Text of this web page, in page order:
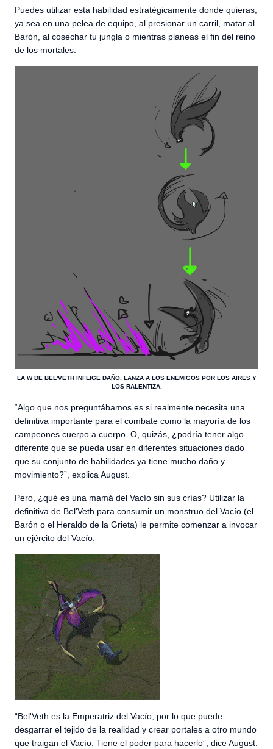
Puedes utilizar esta habilidad estratégicamente donde quieras,
ya sea en una pelea de equipo, al presionar un carril, matar al
Barón, al cosechar tu jungla o mientras planeas el fin del reino
de los mortales.
LA W DE BEL'VETH INFLIGE DAÑO, LANZA A LOS ENEMIGOS POR LOS AIRES Y
LOS RALENTIZA.
“Algo que nos preguntábamos es si realmente necesita una
definitiva importante para el combate como la mayoría de los
campeones cuerpo a cuerpo. O, quizás, ¿podría tener algo
diferente que se pueda usar en diferentes situaciones dado
que su conjunto de habilidades ya tiene mucho daño y
movimiento?”, explica August.
Pero, ¿qué es una mamá del Vacío sin sus crías? Utilizar la
definitiva de Bel'Veth para consumir un monstruo del Vacío (el
Barón o el Heraldo de la Grieta) le permite comenzar a invocar
un ejército del Vacío.
“Bel'Veth es la Emperatriz del Vacío, por lo que puede
desgarrar el tejido de la realidad y crear portales a otro mundo
que traigan el Vacío. Tiene el poder para hacerlo”, dice August.